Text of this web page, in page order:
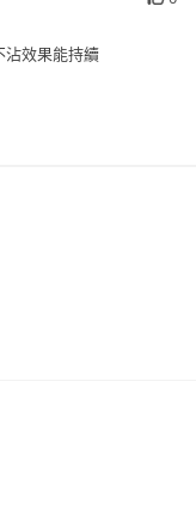
沾效果能持續